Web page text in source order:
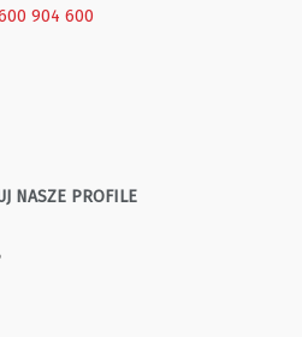
904 600
NASZE PROFILE